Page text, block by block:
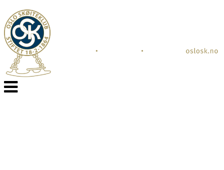
Veksle
navigasjon